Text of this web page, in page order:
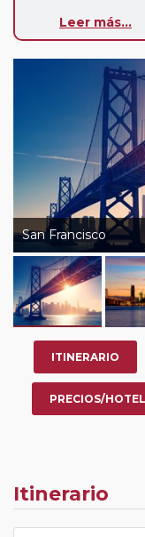
año, ofrece a los
nuestro Club de
tras rellenar el
o los que estén
descuento del 5%.
Leer más...
San Francisco
ITINERARIO
PRECIOS/
Itinerario